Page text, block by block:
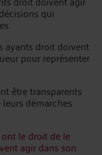
qui
ayants droit doivent
pour représenter
être transparents
démarches
le droit de le
agir dans son